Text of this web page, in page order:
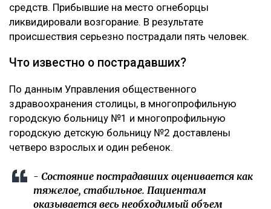
средств. Прибывшие на место огнеборцы
ликвидировали возгорание. В результате
происшествия серьезно пострадали пять человек.
Что известно о пострадавших?
По данным Управления общественного
здравоохранения столицы, в многопрофильную
городскую больницу №1 и многопрофильную
городскую детскую больницу №2 доставлены
четверо взрослых и один ребенок.
- Состояние пострадавших оценивается как
тяжелое, стабильное. Пациентам
оказывается весь необходимый объем